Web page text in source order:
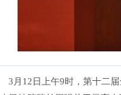
3月12日上午9时，第十二